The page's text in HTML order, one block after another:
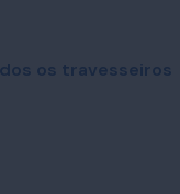
os travesseiros